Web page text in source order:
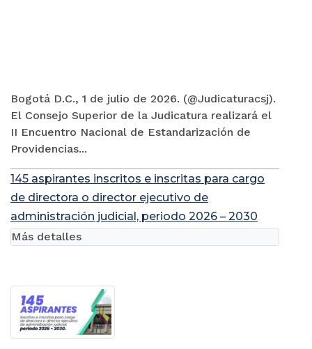
Bogotá D.C., 1 de julio de 2026. (@Judicaturacsj).
El Consejo Superior de la Judicatura realizará el
II Encuentro Nacional de Estandarización de
Providencias...
145 aspirantes inscritos e inscritas para cargo
de directora o director ejecutivo de
administración judicial, periodo 2026 – 2030
Más detalles